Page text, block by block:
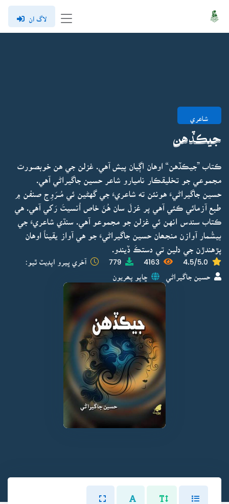
لاگ ان
شاعري
جيڪڏهن
ڪتاب ”جيڪڏهن“ اوهان اڳيان پيش آهي. غزلن جي هن خوبصورت
مجموعي جو تخليقڪار ناميارو شاعر حسين جاگيراڻي آهي.
حسين جاگيراڻيءَ هونئن ته شاعريءَ جي گهڻين ئي مُــرَوِج صنفن ۾
طبع آزمائي ڪئي آهي پر غزلَ سان هُنَ خاص اُنسيتَ رَکي آهي. هي
ڪتاب سندس انهن ئي غزلن جو مجموعو آهي. سنڌي شاعريءَ جي
بيشُمار آوازن منجھان حسين جاگيراڻيءَ جو هي آواز يقيناً اوهان
پڙهندڙن جي دلين تي دستڪَ ڏيندو.
4.5/5.0
4163
779 آخري ڀيرو اپڊيٽ ٿيو:
حسين جاگيراڻي ڇاپو پھريون